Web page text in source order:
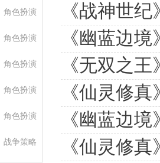
角色扮演
角色扮演
角色扮演
角色扮演
角色扮演
战争策略
《战神世
《幽蓝边
《无双之
《仙灵修
《幽蓝边
《仙灵修